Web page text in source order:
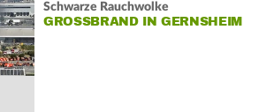
Schwarze Rauchwolke
GROSSBRAND IN GERNSHEIM